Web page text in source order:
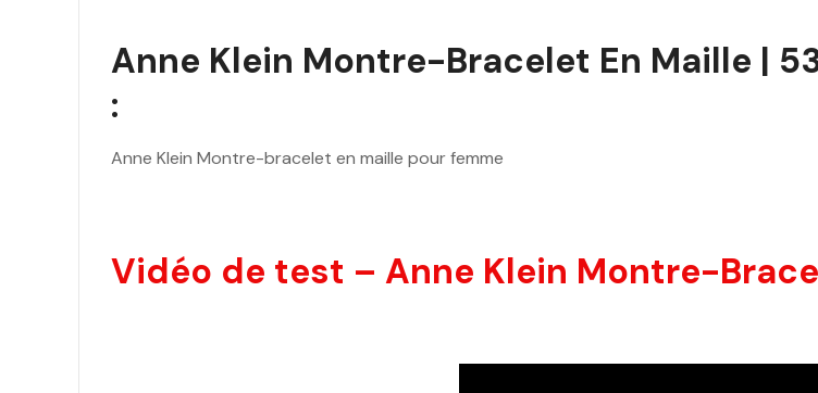
Anne Klein Montre-Bracelet En Maille |
:
Anne Klein Montre-bracelet en maille pour femme
Vidéo de test – Anne Klein Montre-